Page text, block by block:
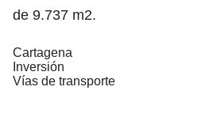
de 9.737 m2.
Cartagena
Inversión
Vías de transporte